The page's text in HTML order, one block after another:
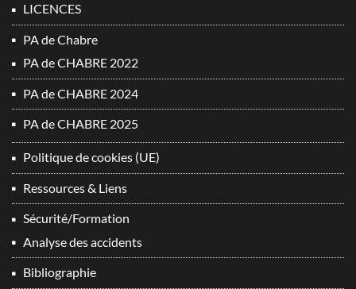
LICENCES
PA de Chabre
PA de CHABRE 2022
PA de CHABRE 2024
PA de CHABRE 2025
Politique de cookies (UE)
Ressources & Liens
Sécurité/Formation
Analyse des accidents
Bibliographie